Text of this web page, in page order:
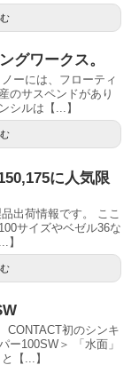
グワークス。
ーには、フローティ
のサスペンドがあり
シルは【...】
に人気限
出荷情報です。 ここ
サイズやベゼル36な
】
CONTACT初のシンキ
ー100SW＞ 「水面」
【...】